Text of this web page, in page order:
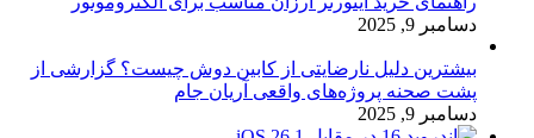
دسامبر 9, 2025
بیشترین دلیل نارضایتی از کابین دوش چیست؟ گزارشی از
پشت صحنه پروژه‌های واقعی آریان جام
دسامبر 9, 2025